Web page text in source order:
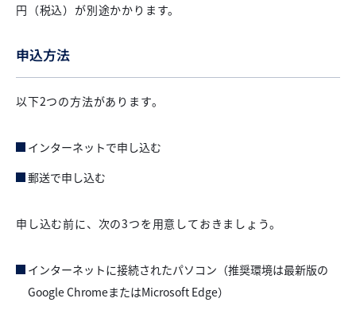
円（税込）が別途かかります。
申込方法
以下2つの方法があります。
インターネットで申し込む
郵送で申し込む
申し込む前に、次の3つを用意しておきましょう。
インターネットに接続されたパソコン（推奨環境は最新版の
Google ChromeまたはMicrosoft Edge）